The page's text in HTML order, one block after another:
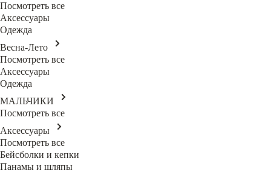
Посмотреть все
Аксессуары
Одежда
Весна-Лето
Посмотреть все
Аксессуары
Одежда
МАЛЬЧИКИ
Посмотреть все
Аксессуары
Посмотреть все
Бейсболки и кепки
Панамы и шляпы